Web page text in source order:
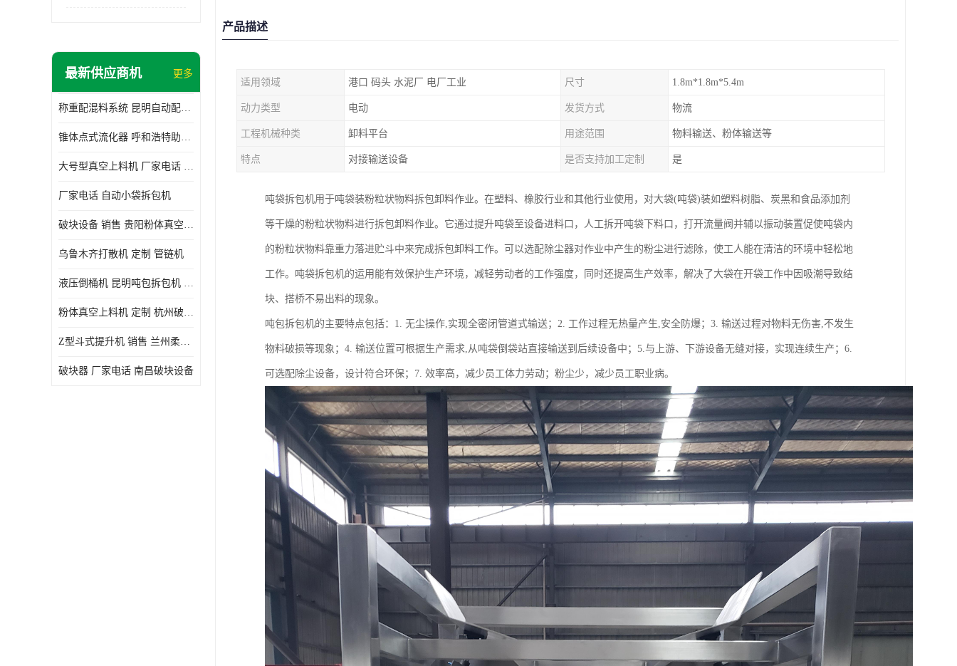
最新供应商机 更多
称重配混料系统 昆明自动配料系统 厂家电话
锥体点式流化器 呼和浩特助流料斗 厂家
大号型真空上料机 厂家电话 武汉粉体料管链机
厂家电话 自动小袋拆包机
破块设备 销售 贵阳粉体真空上料机
乌鲁木齐打散机 定制 管链机
液压倒桶机 昆明吨包拆包机 定制
粉体真空上料机 定制 杭州破块器
Z型斗式提升机 销售 兰州柔性螺旋输送机
破块器 厂家电话 南昌破块设备
产品描述
适用领域 港口 码头 水泥厂 电厂工业 尺寸 1.8m*1.8m*5.4m
动力类型 电动 发货方式 物流
工程机械种类 卸料平台 用途范围 物料输送、粉体输送等
特点 对接输送设备 是否支持加工定制 是
吨袋拆包机用于吨袋装粉粒状物料拆包卸料作业。在塑料、橡胶行业和其他行业使用，对大袋(吨袋)装如塑料树脂、炭黑和食品添加剂
等干燥的粉粒状物料进行拆包卸料作业。它通过提升吨袋至设备进料口，人工拆开吨袋下料口，打开流量阀并辅以振动装置促使吨袋内
的粉粒状物料靠重力落进贮斗中来完成拆包卸料工作。可以选配除尘器对作业中产生的粉尘进行滤除，使工人能在清洁的环境中轻松地
工作。吨袋拆包机的运用能有效保护生产环境，减轻劳动者的工作强度，同时还提高生产效率，解决了大袋在开袋工作中因吸潮导致结
块、搭桥不易出料的现象。
吨包拆包机的主要特点包括：1. 无尘操作,实现全密闭管道式输送；2. 工作过程无热量产生,安全防爆；3. 输送过程对物料无伤害,不发生
物料破损等现象；4. 输送位置可根据生产需求,从吨袋倒袋站直接输送到后续设备中；5.与上游、下游设备无缝对接，实现连续生产；6.
可选配除尘设备，设计符合环保；7. 效率高，减少员工体力劳动；粉尘少，减少员工职业病。